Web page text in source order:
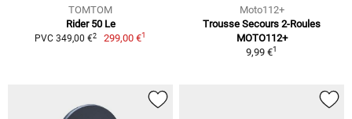
TOMTOM
Rider 50 Le
PVC 349,00 €2 299,00 €1
Moto112+
Trousse Secours 2-Roules
MOTO112+
9,99 €1